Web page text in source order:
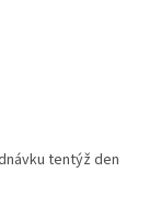
tentýž den